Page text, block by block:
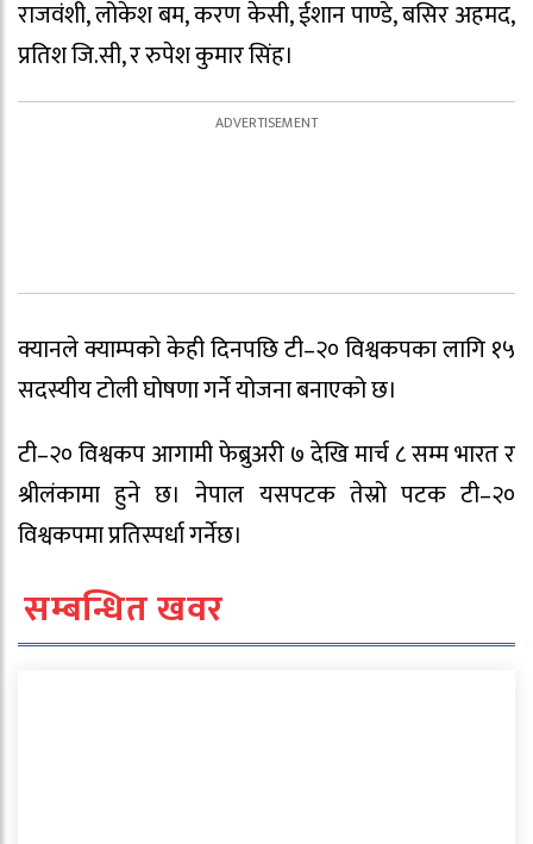
राजवंशी, लोकेश बम, करण केसी, ईशान पाण्डे, बसिर अहमद,
प्रतिश जि.सी, र रुपेश कुमार सिंह।
क्यानले क्याम्पको केही दिनपछि टी–२० विश्वकपका लागि १५
सदस्यीय टोली घोषणा गर्ने योजना बनाएको छ।
टी–२० विश्वकप आगामी फेब्रुअरी ७ देखि मार्च ८ सम्म भारत र
श्रीलंकामा हुने छ। नेपाल यसपटक तेस्रो पटक टी–२०
विश्वकपमा प्रतिस्पर्धा गर्नेछ।
सम्बन्धित खवर